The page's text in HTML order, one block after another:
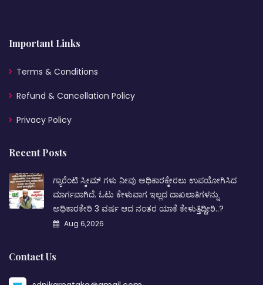
Important Links
Terms & Conditions
Refund & Cancellation Policy
Privacy Policy
Recent Posts
ಗ್ಯಾರೆಂಟಿ ಸ್ಕೀಮ್ ಗಳು ನೀವು ಅಧಿಕಾರಕ್ಕೇರಲು ಉಪಯೋಗಿಸಿದ
ಮಾರ್ಗವಾಗಿದೆ. ಓಟು ಕೇಳುವಾಗ ಇಲ್ಲದ ದಾಖಲಾತಿಗಳನ್ನು
ಅಧಿಕಾರಕೇರಿ 3 ವರ್ಷ ಆದ ನಂತರ ಯಾಕೆ ಕೇಳುತ್ತಿದ್ದೀರಿ..?
Aug 6,2026
Contact Us